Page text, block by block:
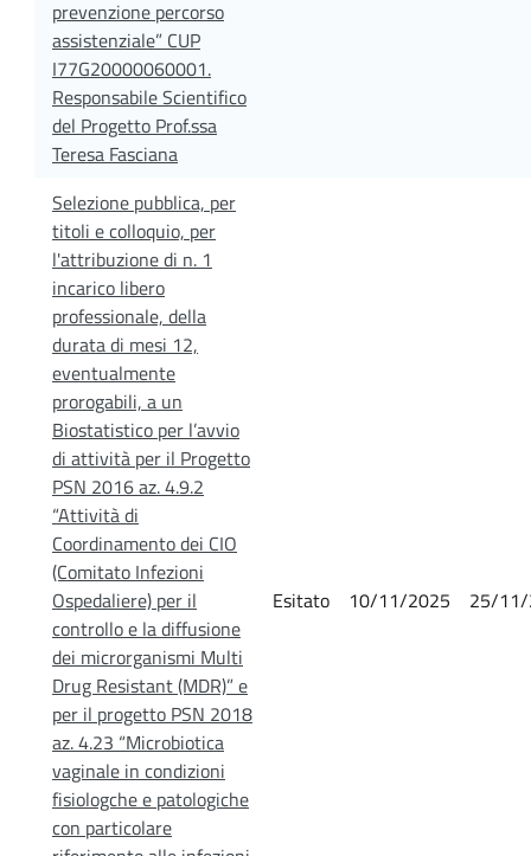
prevenzione percorso
assistenziale” CUP
I77G20000060001.
Responsabile Scientifico
del Progetto Prof.ssa
Teresa Fasciana
Selezione pubblica, per
titoli e colloquio, per
l'attribuzione di n. 1
incarico libero
professionale, della
durata di mesi 12,
eventualmente
prorogabili, a un
Biostatistico per l’avvio
di attività per il Progetto
PSN 2016 az. 4.9.2
“Attività di
Coordinamento dei CIO
(Comitato Infezioni
Ospedaliere) per il
controllo e la diffusione
dei microrganismi Multi
Drug Resistant (MDR)” e
per il progetto PSN 2018
az. 4.23 “Microbiotica
vaginale in condizioni
fisiologche e patologiche
con particolare
Esitato 10/11/2025 25/